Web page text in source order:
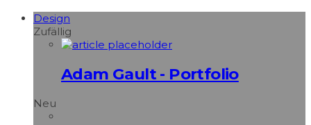
Design
Zufällig
Adam Gault - Portfolio
Neu